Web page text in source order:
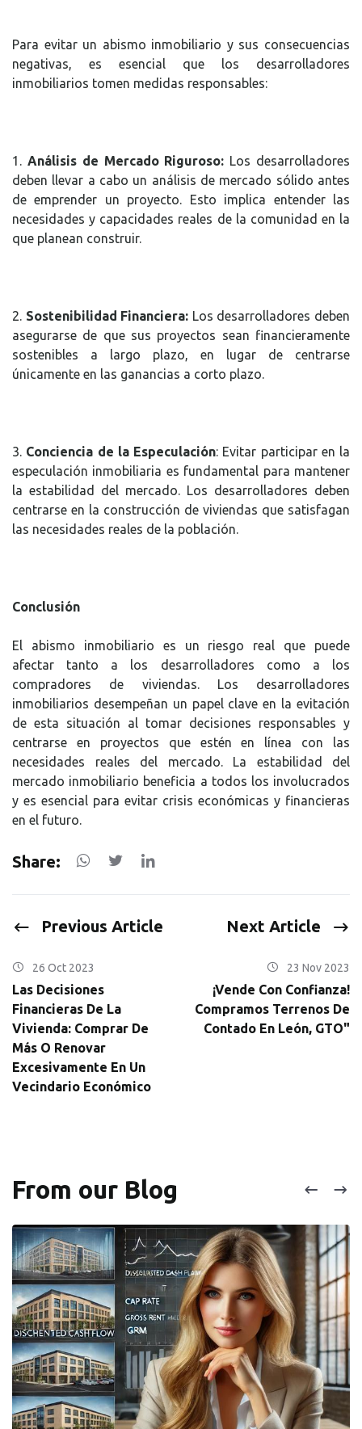
Para evitar un abismo inmobiliario y sus consecuencias
negativas, es esencial que los desarrolladores
inmobiliarios tomen medidas responsables:
1. Análisis de Mercado Riguroso: Los desarrolladores
deben llevar a cabo un análisis de mercado sólido antes
de emprender un proyecto. Esto implica entender las
necesidades y capacidades reales de la comunidad en la
que planean construir.
2. Sostenibilidad Financiera: Los desarrolladores deben
asegurarse de que sus proyectos sean financieramente
sostenibles a largo plazo, en lugar de centrarse
únicamente en las ganancias a corto plazo.
3. Conciencia de la Especulación: Evitar participar en la
especulación inmobiliaria es fundamental para mantener
la estabilidad del mercado. Los desarrolladores deben
centrarse en la construcción de viviendas que satisfagan
las necesidades reales de la población.
Conclusión
El abismo inmobiliario es un riesgo real que puede
afectar tanto a los desarrolladores como a los
compradores de viviendas. Los desarrolladores
inmobiliarios desempeñan un papel clave en la evitación
de esta situación al tomar decisiones responsables y
centrarse en proyectos que estén en línea con las
necesidades reales del mercado. La estabilidad del
mercado inmobiliario beneficia a todos los involucrados
y es esencial para evitar crisis económicas y financieras
en el futuro.
Share:
Previous Article
26 Oct 2023
Las Decisiones
Financieras De La
Vivienda: Comprar De
Más O Renovar
Excesivamente En Un
Vecindario Económico
Next Article
23 Nov 2023
¡Vende Con Confianza!
Compramos Terrenos De
Contado En León, GTO"
From our Blog